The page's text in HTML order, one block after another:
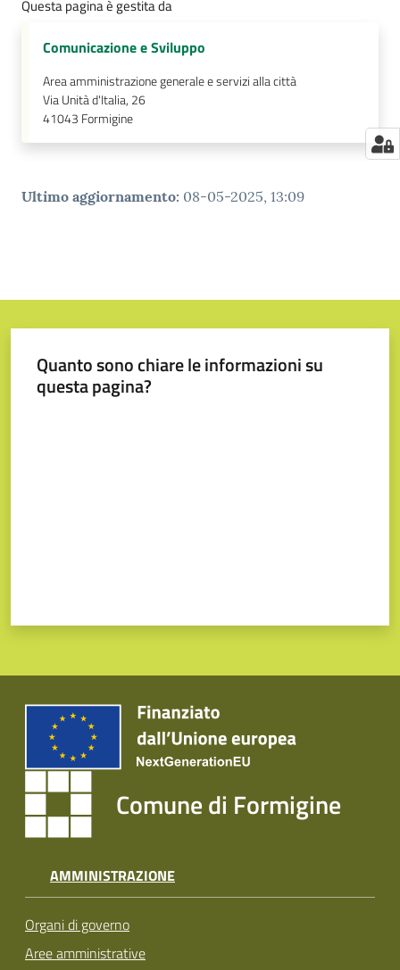
Questa pagina è gestita da
Comunicazione e Sviluppo
Area amministrazione generale e servizi alla città
Via Unità d'Italia, 26
41043 Formigine
Ultimo aggiornamento: 08-05-2025, 13:09
Quanto sono chiare le informazioni su
questa pagina?
Comune di Formigine
AMMINISTRAZIONE
Organi di governo
Aree amministrative